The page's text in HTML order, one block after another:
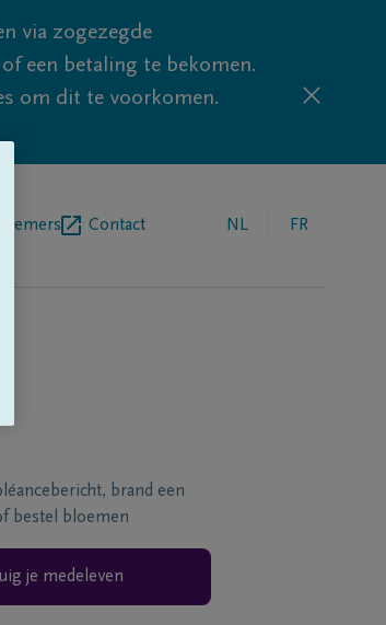
via zogezegde
een betaling te bekomen.
om dit te voorkomen.
Contact NL FR
brand een
bestel bloemen
je medeleven